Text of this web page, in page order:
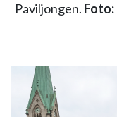
Paviljongen. Foto: